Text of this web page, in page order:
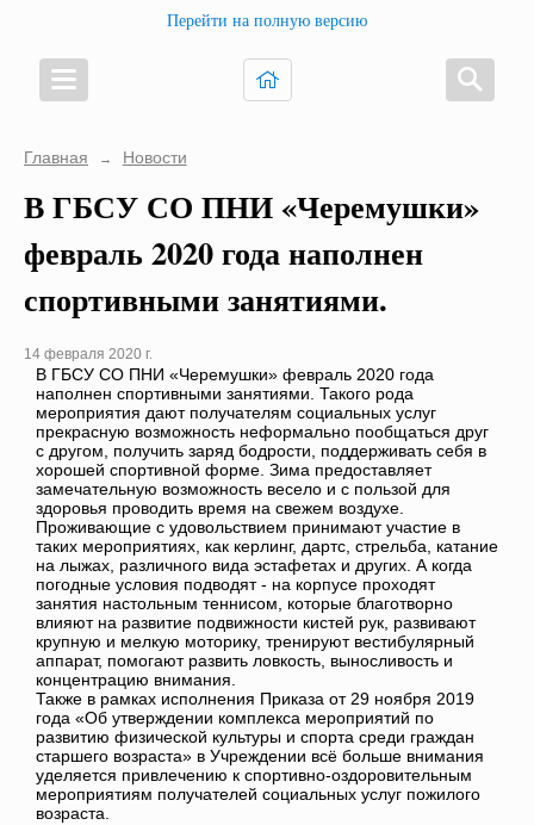
Перейти на полную версию
Главная → Новости
В ГБСУ СО ПНИ «Черемушки»
февраль 2020 года наполнен
спортивными занятиями.
14 февраля 2020 г.
В ГБСУ СО ПНИ «Черемушки» февраль 2020 года
наполнен спортивными занятиями. Такого рода
мероприятия дают получателям социальных услуг
прекрасную возможность неформально пообщаться друг
с другом, получить заряд бодрости, поддерживать себя в
хорошей спортивной форме. Зима предоставляет
замечательную возможность весело и с пользой для
здоровья проводить время на свежем воздухе.
Проживающие с удовольствием принимают участие в
таких мероприятиях, как керлинг, дартс, стрельба, катание
на лыжах, различного вида эстафетах и других. А когда
погодные условия подводят - на корпусе проходят
занятия настольным теннисом, которые благотворно
влияют на развитие подвижности кистей рук, развивают
крупную и мелкую моторику, тренируют вестибулярный
аппарат, помогают развить ловкость, выносливость и
концентрацию внимания.
Также в рамках исполнения Приказа от 29 ноября 2019
года «Об утверждении комплекса мероприятий по
развитию физической культуры и спорта среди граждан
старшего возраста» в Учреждении всё больше внимания
уделяется привлечению к спортивно-оздоровительным
мероприятиям получателей социальных услуг пожилого
возраста.